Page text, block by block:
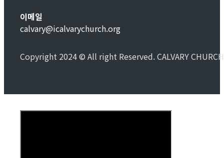
이메일
calvary@icalvarychurch.org
Copyright 2024 © All right Reserved. CALVARY CHURCH